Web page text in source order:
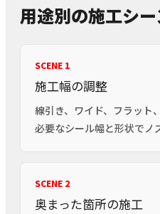
用途別の施工シー
SCENE 1
施工幅の調整
線引き、ワイド、フラット
必要なシール幅と形状でノ
SCENE 2
奥まった箇所の施工